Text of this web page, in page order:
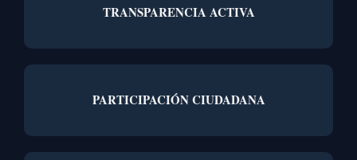
TRANSPARENCIA ACTIVA
PARTICIPACIÓN CIUDADANA